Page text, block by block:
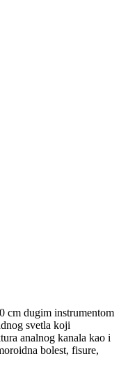
cm dugim instrumentom
svetla koji
analnog kanala kao i
bolest, fisure,